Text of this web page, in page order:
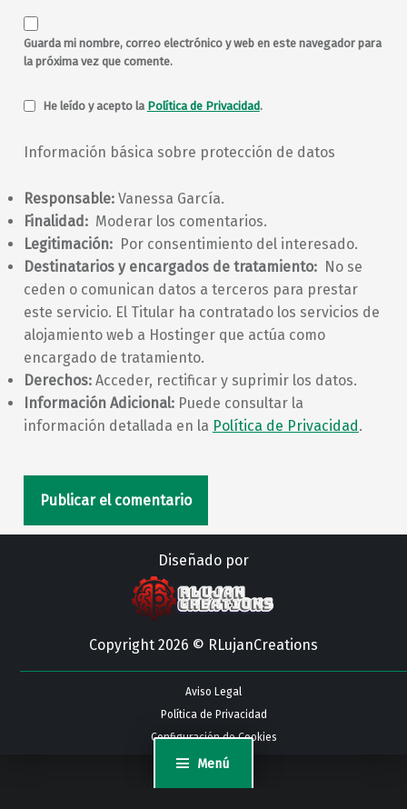
Menú
Guarda mi nombre, correo electrónico y web en este navegador para
la próxima vez que comente.
He leído y acepto la Política de Privacidad.
Información básica sobre protección de datos
Responsable:Vanessa García.
Finalidad:Moderar los comentarios.
Legitimación:Por consentimiento del interesado.
Destinatarios y encargados de tratamiento:No se
ceden o comunican datos a terceros para prestar
este servicio. El Titular ha contratado los servicios de
alojamiento web a Hostinger que actúa como
encargado de tratamiento.
Derechos:Acceder, rectificar y suprimir los datos.
Información Adicional:Puede consultar la
información detallada en la Política de Privacidad.
Diseñado por
Copyright 2026 © RLujanCreations
Aviso Legal
Política de Privacidad
Configuración de Cookies